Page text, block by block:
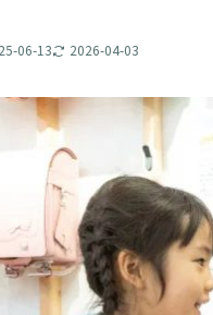
06-13 2026-04-03